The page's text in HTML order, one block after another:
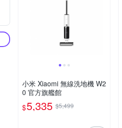
小米 Xiaomi 無線洗地機 W2
0 官方旗艦館
$5,335 $5,499